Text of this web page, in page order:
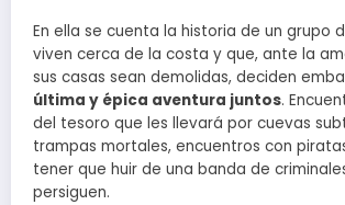
En ella se cuenta la historia de un grupo
viven cerca de la costa y que, ante la
sus casas sean demolidas, deciden
última y épica aventura juntos.
del tesoro que les llevará por cuevas
trampas mortales, encuentros con
tener que huir de una banda de
persiguen.